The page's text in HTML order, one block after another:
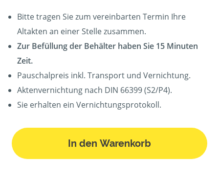
Bitte tragen Sie zum vereinbarten Termin Ihre
Altakten an einer Stelle zusammen.
Zur Befüllung der Behälter haben Sie 15 Minuten
Zeit.
Pauschalpreis inkl. Transport und Vernichtung.
Aktenvernichtung nach DIN 66399 (S2/P4).
Sie erhalten ein Vernichtungsprotokoll.
In den Warenkorb